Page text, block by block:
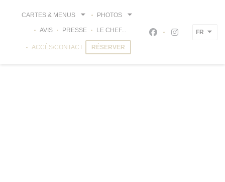
CARTES & MENUS PHOTOS
AVIS PRESSE LE CHEF...
ACCÈS/CONTACT RÉSERVER
Facebook ((ouvre
Instagram
FR